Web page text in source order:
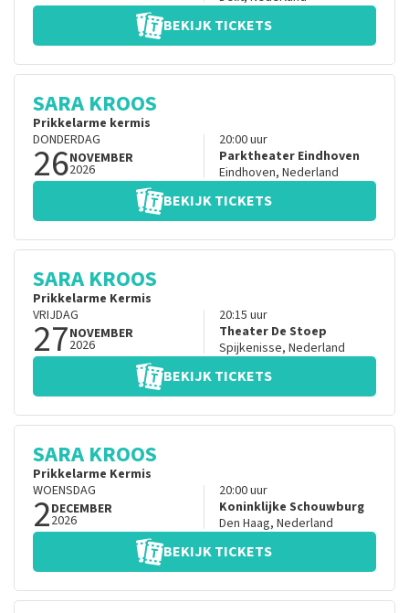
BEKIJK TICKETS
SARA KROOS
Prikkelarme kermis
DONDERDAG
26NOVEMBER
2026
20:00uur
Parktheater Eindhoven
Eindhoven, Nederland
BEKIJK TICKETS
SARA KROOS
Prikkelarme Kermis
VRIJDAG
27NOVEMBER
2026
20:15 uur
Theater De Stoep
Spijkenisse, Nederland
BEKIJK TICKETS
SARA KROOS
Prikkelarme Kermis
WOENSDAG
2DECEMBER
2026
20:00uur
Koninklijke Schouwburg
Den Haag, Nederland
BEKIJK TICKETS